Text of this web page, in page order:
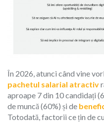
În 2026, atunci când vine
pachetul salarial atractiv
aproape 7 din 10 candidați
de muncă (60%) și de
Totodată, factorii ce țin de